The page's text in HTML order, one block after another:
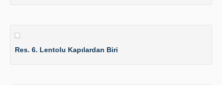
Res. 6. Lentolu Kapılardan Biri